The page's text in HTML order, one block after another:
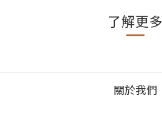
了解更多
關於我們